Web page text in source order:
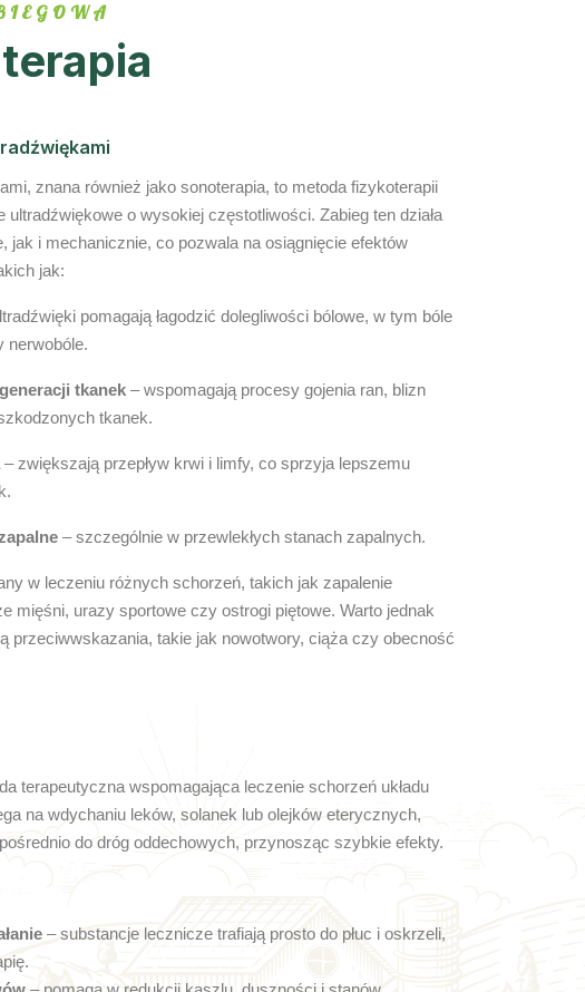
znana również jako sonoterapia, to metoda fizykoterapii
ultradźwiękowe o wysokiej częstotliwości. Zabieg ten działa
jak i mechanicznie, co pozwala na osiągnięcie efektów
jak:
pomagają łagodzić dolegliwości bólowe, w tym bóle
nerwobóle.
tkanek – wspomagają procesy gojenia ran, blizn
tkanek.
– zwiększają przepływ krwi i limfy, co sprzyja lepszemu
– szczególnie w przewlekłych stanach zapalnych.
w leczeniu różnych schorzeń, takich jak zapalenie
mięśni, urazy sportowe czy ostrogi piętowe. Warto jednak
przeciwwskazania, takie jak nowotwory, ciąża czy obecność
terapeutyczna wspomagająca leczenie schorzeń układu
na wdychaniu leków, solanek lub olejków eterycznych,
do dróg oddechowych, przynosząc szybkie efekty.
– substancje lecznicze trafiają prosto do płuc i oskrzeli,